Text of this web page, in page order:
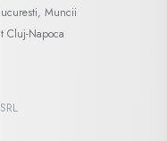
Muncii
Cluj-Napoca